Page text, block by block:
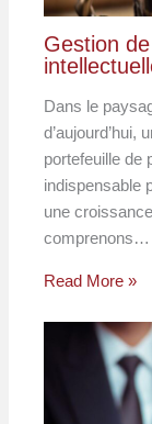
Gestion
Dans le
d’aujourd’hui,
portefeuille de
indispensable
une
comprenons…
Read More »